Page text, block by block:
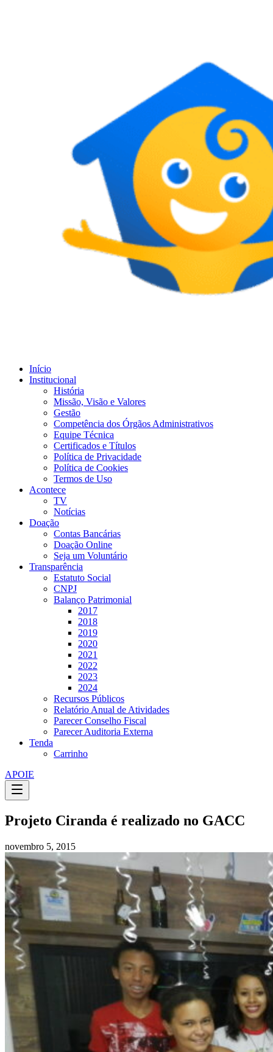
Início
Institucional
História
Missão, Visão e Valores
Gestão
Competência dos Órgãos Administrativos
Equipe Técnica
Certificados e Títulos
Política de Privacidade
Política de Cookies
Termos de Uso
Acontece
TV
Notícias
Doação
Contas Bancárias
Doação Online
Seja um Voluntário
Transparência
Estatuto Social
CNPJ
Balanço Patrimonial
2017
2018
2019
2020
2021
2022
2023
2024
Recursos Públicos
Relatório Anual de Atividades
Parecer Conselho Fiscal
Parecer Auditoria Externa
Tenda
Carrinho
APOIE
Projeto Ciranda é realizado no GACC
novembro 5, 2015